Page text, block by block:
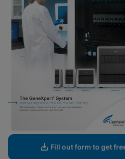
Fill out form to get